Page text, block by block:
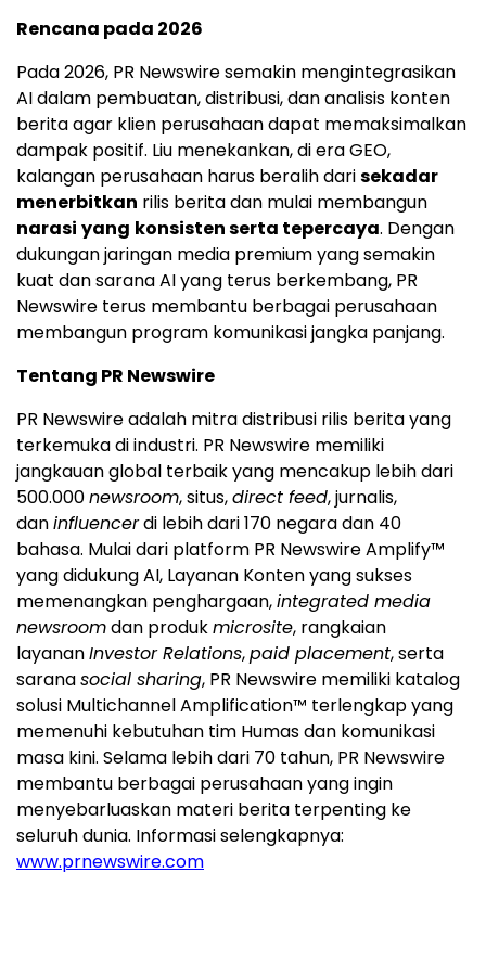
Rencana pada 2026
Pada 2026, PR Newswire semakin mengintegrasikan
AI dalam pembuatan, distribusi, dan analisis konten
berita agar klien perusahaan dapat memaksimalkan
dampak positif. Liu menekankan, di era GEO,
kalangan perusahaan harus beralih darisekadar
menerbitkan rilis berita dan mulai membangun
narasi yang konsisten serta tepercaya. Dengan
dukungan jaringan media premium yang semakin
kuat dan sarana AI yang terus berkembang, PR
Newswire terus membantu berbagai perusahaan
membangun program komunikasi jangka panjang.
Tentang PR Newswire
PR Newswire adalah mitra distribusi rilis berita yang
terkemuka di industri. PR Newswire memiliki
jangkauan global terbaik yang mencakup lebih dari
500.000newsroom, situs,direct feed, jurnalis,
daninfluencerdi lebih dari 170 negara dan 40
bahasa. Mulai dari platform PR Newswire Amplify™
yang didukung AI, Layanan Konten yang sukses
memenangkan penghargaan,integrated media
newsroomdan produkmicrosite, rangkaian
layananInvestor Relations,paid placement, serta
saranasocial sharing, PR Newswire memiliki katalog
solusi Multichannel Amplification™ terlengkap yang
memenuhi kebutuhan tim Humas dan komunikasi
masa kini. Selama lebih dari 70 tahun, PR Newswire
membantu berbagai perusahaan yang ingin
menyebarluaskan materi berita terpenting ke
seluruh dunia. Informasi selengkapnya:
www.prnewswire.com